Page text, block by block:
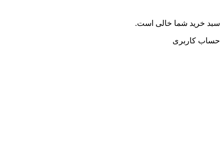
سبد خرید شما خالی است.
حساب کاربری